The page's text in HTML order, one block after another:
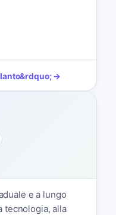
&rdquo; →
e a lungo
tecnologia, alla